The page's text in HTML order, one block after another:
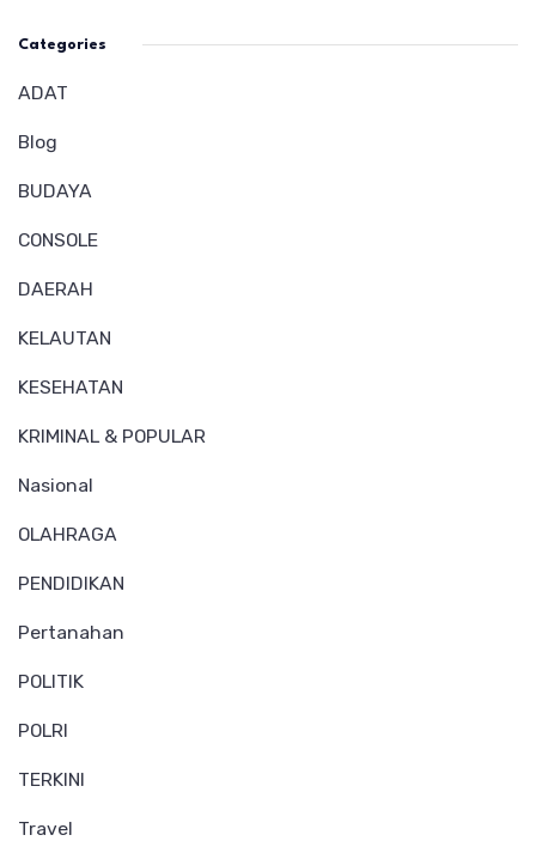
Categories
ADAT
Blog
BUDAYA
CONSOLE
DAERAH
KELAUTAN
KESEHATAN
KRIMINAL & POPULAR
Nasional
OLAHRAGA
PENDIDIKAN
Pertanahan
POLITIK
POLRI
TERKINI
Travel